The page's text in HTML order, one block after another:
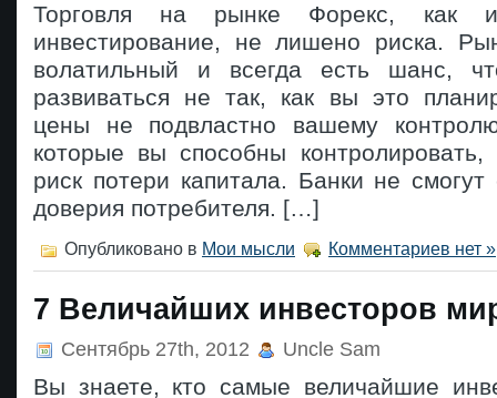
Торговля на рынке Форекс, как
инвестирование, не лишено риска.
волатильный и всегда есть шанс,
развиваться не так, как вы это
цены не подвластно вашему
которые вы способны
риск потери капитала. Банки не смогут
доверия потребителя. […]
Опубликовано в Мои мысли Комментариев нет »
7 Величайших инвесторов
Сентябрь 27th, 2012 Uncle Sam
Вы знаете, кто самые величайшие